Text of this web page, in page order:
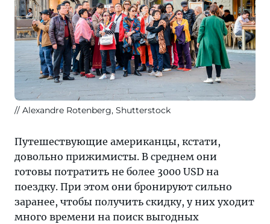
Alexandre Rotenberg, Shutterstock
Путешествующие американцы, кстати,
довольно прижимисты. В среднем они
готовы потратить не более 3000 USD на
поездку. При этом они бронируют сильно
заранее, чтобы получить скидку, у них уходит
много времени на поиск выгодных